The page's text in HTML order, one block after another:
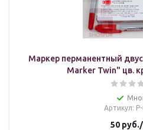
Маркер перманентный
Marker Twin" цв.
Артикул:
50руб.